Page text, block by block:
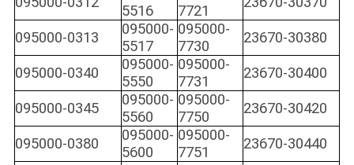
5516
7721
095000-0313
095000-
5517
095000-
7730
23670-30380
095000-0340
095000-
5550
095000-
7731
23670-30400
095000-0345
095000-
5560
095000-
7750
23670-30420
095000-0380
095000-
5600
095000-
7751
23670-30440